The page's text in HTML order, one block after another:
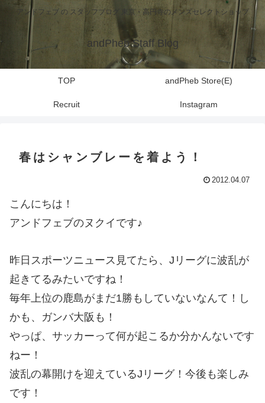
アンドフェブ の スタッフブログ 東京・高円寺のメンズセレクトショップ
andPheb Staff Blog
TOP andPheb Store(E)
Recruit Instagram
春はシャンブレーを着よう！
2012.04.07
こんにちは！
アンドフェブのヌクイです♪
昨日スポーツニュース見てたら、Jリーグに波乱が
起きてるみたいですね！
毎年上位の鹿島がまだ1勝もしていないなんて！し
かも、ガンバ大阪も！
やっぱ、サッカーって何が起こるか分かんないです
ねー！
波乱の幕開けを迎えているJリーグ！今後も楽しみ
です！